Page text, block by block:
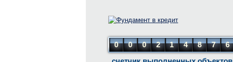
0 0 0 2 1 4 8 7
6